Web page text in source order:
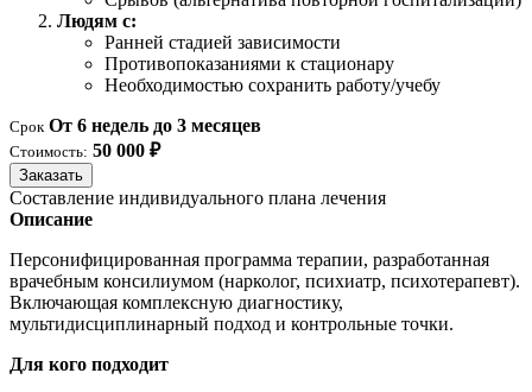
Людям с:
Ранней стадией зависимости
Противопоказаниями к стационару
Необходимостью сохранить работу/учебу
Срок От 6 недель до 3 месяцев
Стоимость: 50 000 ₽
Заказать
Составление индивидуального плана лечения
Описание
Персонифицированная программа терапии, разработанная
врачебным консилиумом (нарколог, психиатр, психотерапевт).
Включающая комплексную диагностику,
мультидисциплинарный подход и контрольные точки.
Для кого подходит